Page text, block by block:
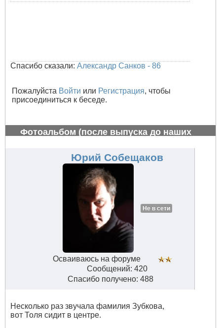
Спасибо сказали: Александр Санков - 86
Пожалуйста Войти или Регистрация, чтобы
присоединиться к беседе.
Фотоальбом (после выпуска до наших
Юрий Собещаков
Не в сети
Осваиваюсь на форуме
Сообщений: 420
Спасибо получено: 488
Несколько раз звучала фамилия Зубкова,
вот Толя сидит в центре.